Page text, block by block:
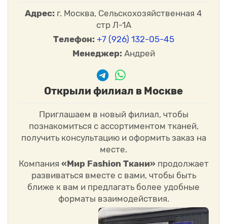
Адрес: г. Москва, Сельскохозяйственная 4
стр Л-1А
Телефон: +7 (926) 132-05-45
Менеджер: Андрей
Открыли филиал в Москве
Приглашаем в новый филиал, чтобы
познакомиться с ассортиментом тканей,
получить консультацию и оформить заказ на
месте.
Компания «Мир Fashion Ткани» продолжает
развиваться вместе с вами, чтобы быть
ближе к вам и предлагать более удобные
форматы взаимодействия.